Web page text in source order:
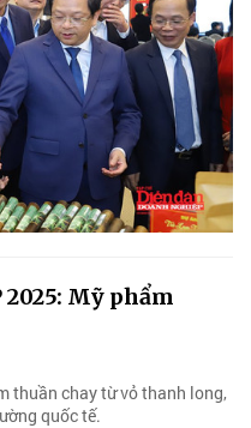
2025: Mỹ phẩm
thuần chay từ vỏ thanh long,
quốc tế.